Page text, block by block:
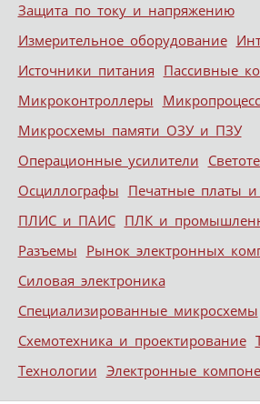
Защита по току и напряжению
Измерительное оборудование
Источники питания Пассивные
Микроконтроллеры
Микросхемы памяти ОЗУ и ПЗУ
Операционные усилители
Осциллографы Печатные платы
ПЛИС и ПАИС ПЛК и
Разъемы Рынок электронных
Силовая электроника
Специализированные микросхемы
Схемотехника и проектирование
Технологии Электронные